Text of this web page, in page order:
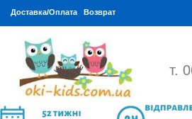
Доставка/Оплата Возврат
т.